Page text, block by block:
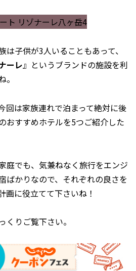
は子供が3人いることもあって、
ーレ』というブランドの施設を利
回は家族連れで泊まって絶対に後
おすすめホテルを5つご紹介した
庭でも、気兼ねなく旅行をエンジ
ばかりなので、それぞれの良さを
画に役立てて下さいね！
くりご覧下さい。